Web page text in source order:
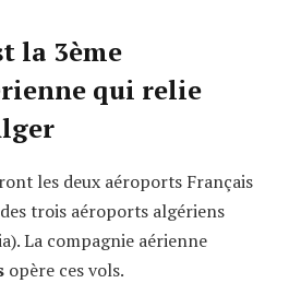
la 3ème
qui relie
les deux aéroports Français
trois aéroports algériens
La compagnie aérienne
opère ces vols.